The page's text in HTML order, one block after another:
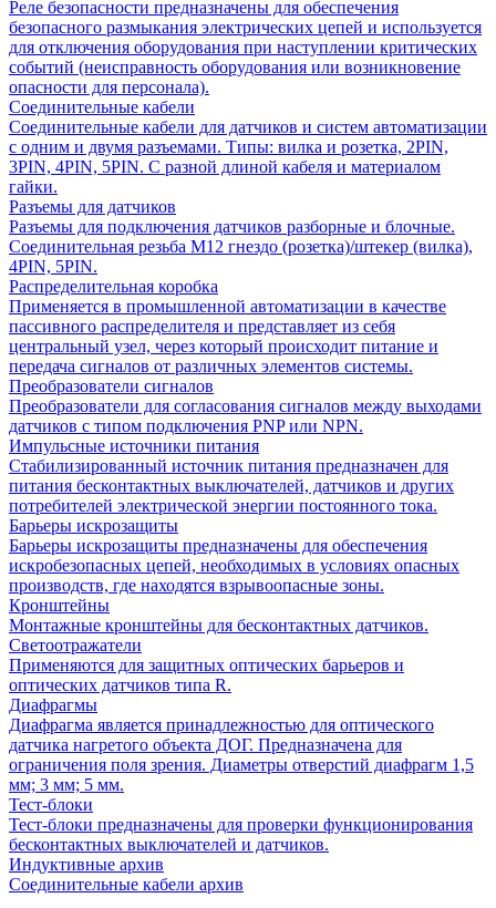
Реле безопасности предназначены для обеспечения
безопасного размыкания электрических цепей и используется
для отключения оборудования при наступлении критических
событий (неисправность оборудования или возникновение
опасности для персонала).
Соединительные кабели
Соединительные кабели для датчиков и систем автоматизации
с одним и двумя разъемами. Типы: вилка и розетка, 2PIN,
3PIN, 4PIN, 5PIN. С разной длиной кабеля и материалом
гайки.
Разъемы для датчиков
Разъемы для подключения датчиков разборные и блочные.
Соединительная резьба М12 гнездо (розетка)/штекер (вилка),
4PIN, 5PIN.
Распределительная коробка
Применяется в промышленной автоматизации в качестве
пассивного распределителя и представляет из себя
центральный узел, через который происходит питание и
передача сигналов от различных элементов системы.
Преобразователи сигналов
Преобразователи для согласования сигналов между выходами
датчиков с типом подключения PNP или NPN.
Импульсные источники питания
Стабилизированный источник питания предназначен для
питания бесконтактных выключателей, датчиков и других
потребителей электрической энергии постоянного тока.
Барьеры искрозащиты
Барьеры искрозащиты предназначены для обеспечения
искробезопасных цепей, необходимых в условиях опасных
производств, где находятся взрывоопасные зоны.
Кронштейны
Монтажные кронштейны для бесконтактных датчиков.
Светоотражатели
Применяются для защитных оптических барьеров и
оптических датчиков типа R.
Диафрагмы
Диафрагма является принадлежностью для оптического
датчика нагретого объекта ДОГ. Предназначена для
ограничения поля зрения. Диаметры отверстий диафрагм 1,5
мм; 3 мм; 5 мм.
Тест-блоки
Тест-блоки предназначены для проверки функционирования
бесконтактных выключателей и датчиков.
Индуктивные архив
Соединительные кабели архив